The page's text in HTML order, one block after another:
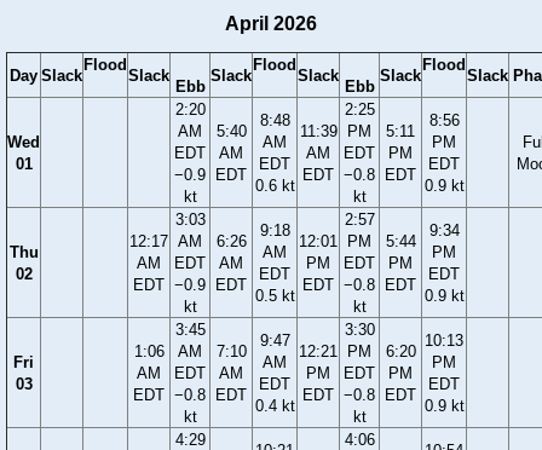
April 2026
Day Slack
Flood
Slack
Ebb
Slack
Flood
Slack
Ebb
Slack
Flood
Slack
Wed
01
2:20
AM
EDT
−0.9
kt
5:40
AM
EDT
8:48
AM
EDT
0.6 kt
11:39
AM
EDT
2:25
PM
EDT
−0.8
kt
5:11
PM
EDT
8:56
PM
EDT
0.9 kt
Thu
02
12:17
AM
EDT
3:03
AM
EDT
−0.9
kt
6:26
AM
EDT
9:18
AM
EDT
0.5 kt
12:01
PM
EDT
2:57
PM
EDT
−0.8
kt
5:44
PM
EDT
9:34
PM
EDT
0.9 kt
Fri
03
1:06
AM
EDT
3:45
AM
EDT
−0.8
kt
7:10
AM
EDT
9:47
AM
EDT
0.4 kt
12:21
PM
EDT
3:30
PM
EDT
−0.8
kt
6:20
PM
EDT
10:13
PM
EDT
0.9 kt
4:29
4:06